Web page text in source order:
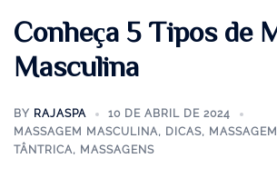
Conheça 5 Tipos de
Masculina
BY RAJASPA
10 DE ABRIL DE 2024
MASSAGEM MASCULINA, DICAS,
TÂNTRICA, MASSAGENS